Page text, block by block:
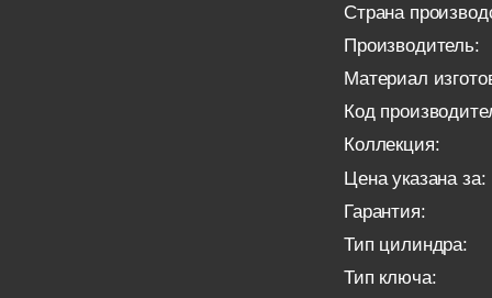
Страна
Производитель:
Материал
Код
Коллекция:
Цена указана за:
Гарантия:
Тип цилиндра:
Тип ключа: